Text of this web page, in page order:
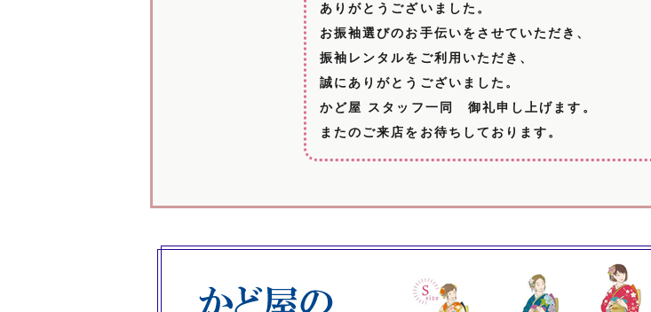
ありがとうございました。
お振袖選びのお手伝いをさせていただき、
振袖レンタルをご利用いただき、
誠にありがとうございました。
かど屋 スタッフ一同 御礼申し上げます。
またのご来店をお待ちしております。